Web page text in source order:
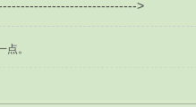
>
点。